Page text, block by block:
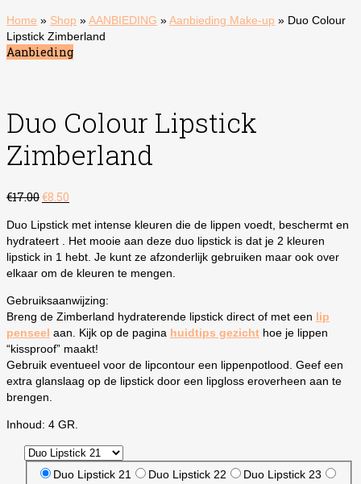
Home » Shop »AANBIEDING »Aanbieding Make-up » Duo Colour
Lipstick Zimberland
Aanbieding
Duo Colour Lipstick
Zimberland
€17.00Oorspronkelijke
was:
€17.00.
€8.50
is:
€8.50.
Duo Lipstick met intense kleuren die de lippen voedt, beschermt en
hydrateert . Het mooie aan deze duo lipstick is dat je 2 kleuren
lipstick in 1 hebt. Je kunt ze afzonderlijk gebruiken maar ook over
elkaar om de kleuren te mengen.
Gebruiksaanwijzing:
Breng de Zimberland hydraterende lipstick direct of met een lip
penseel aan. Kijk op de pagina huidtips gezicht hoe je lippen
“kissproof” maakt!
Gebruik eventueel voor de lipcontour een lippenpotlood. Geef een
extra glanslaag op de lipstick door een lipgloss eroverheen aan te
brengen.
Inhoud: 4 GR.
Duo Lipstick 21 Duo Lipstick 22
Duo Lipstick 23